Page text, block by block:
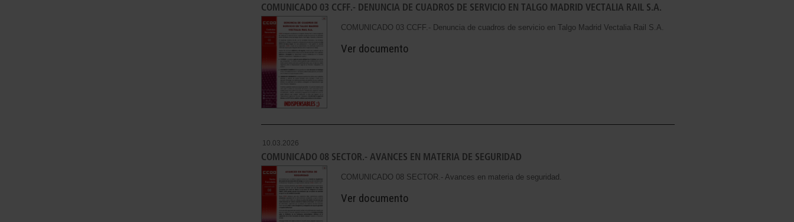
COMUNICADO 03 CCFF.- DENUNCIA DE CUADROS DE SERVICIO EN TALGO MADRID VECTALIA RAIL S.A.
COMUNICADO 03 CCFF.- Denuncia de cuadros de servicio en Talgo Madrid Vectalia Rail S.A.
Ver documento
10.03.2026
COMUNICADO 08 SECTOR.- AVANCES EN MATERIA DE SEGURIDAD
COMUNICADO 08 SECTOR.- Avances en materia de seguridad.
Ver documento